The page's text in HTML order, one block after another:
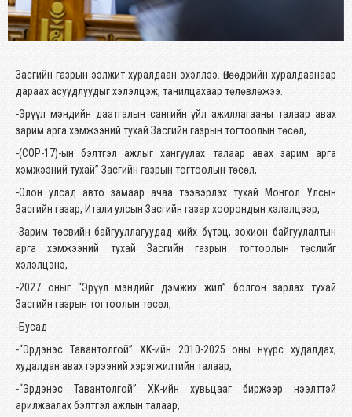
Засгийн газрын ээлжит хуралдаан эхэллээ. Өнөөдрийн хуралдаанаар
дараах асуудлуудыг хэлэлцэж, танилцахаар төлөвлөжээ.
-Эрүүл мэндийн даатгалын сангийн үйл ажиллагааны талаар авах
зарим арга хэмжээний тухай Засгийн газрын тогтоолын төсөл,
-(COP-17)-ын бэлтгэл ажлыг хангуулах талаар авах зарим арга
хэмжээний тухай” Засгийн газрын тогтоолын төсөл,
-Олон улсад авто замаар ачаа тээвэрлэх тухай Монгол Улсын
Засгийн газар, Итали улсын Засгийн газар хоорондын хэлэлцээр,
-Зарим төсвийн байгууллагуудад хийх бүтэц, зохион байгуулалтын
арга хэмжээний тухай Засгийн газрын тогтоолын төслийг
хэлэлцэнэ,
-2027 оныг “Эрүүл мэндийг дэмжих жил” болгон зарлах тухай
Засгийн газрын тогтоолын төсөл,
-Бусад
-“Эрдэнэс Тавантолгой” ХК-ийн 2010-2025 оны нүүрс худалдах,
худалдан авах гэрээний хэрэгжилтийн талаар,
-“Эрдэнэс Тавантолгой” ХК-ийн хувьцааг биржээр нээлттэй
арилжаалах бэлтгэл ажлын талаар,